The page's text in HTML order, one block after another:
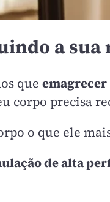
a sua
que emagrecer
corpo
o que ele
de alta